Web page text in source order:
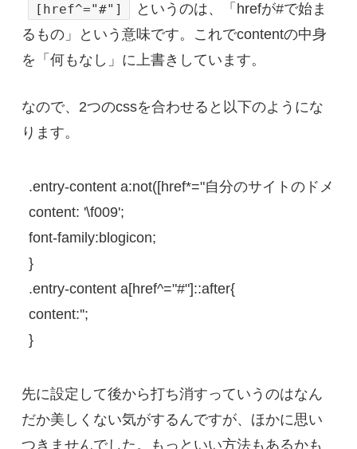
[href^="#"]
というのは、「hrefが#で始ま
るもの」という意味です。これでcontentの中身
を「何もなし」に上書きしています。
なので、2つのcssを合わせると以下のようにな
ります。
.entry-content a:not([href*="自分のサイトのドメイ
content: '\f009'
font-family
}
.entry-content a[href^="#"]::after{
content:''
}
先に設定して後から打ち消すっていうのはなん
だか美しくない気がするんですが、ほかに思い
つきませんでした。もっといい方法もあるかも